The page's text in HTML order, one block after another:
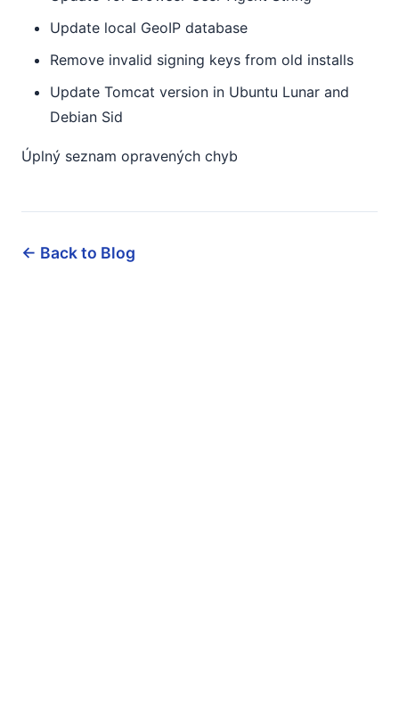
Update local GeoIP database
Remove invalid signing keys from old installs
Update Tomcat version in Ubuntu Lunar and
Debian Sid
Úplný seznam opravených chyb
← Back to Blog